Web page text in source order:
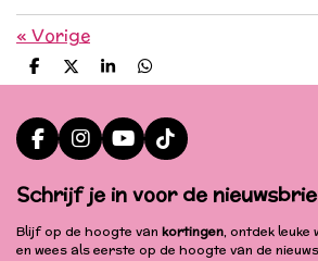
« Vorige
D
e
e
n
D
e
l
S
h
r
e
D
e
e
n
F
a
c
e
b
o
I
n
s
t
a
g
Y
o
u
T
u
b
T
i
k
T
o
k
Schrijf je in voor de
Blijf op de hoogte van kortingen, ontdek leuke
en wees als eerste op de hoogte van de